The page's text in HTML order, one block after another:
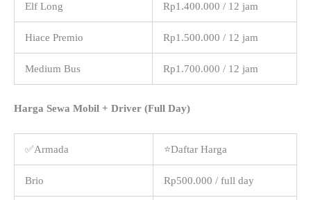
Elf Long Rp1.400.000 / 12 jam
Hiace Premio Rp1.500.000 / 12 jam
Medium Bus Rp1.700.000 / 12 jam
Harga Sewa Mobil + Driver (Full Day)
✅Armada ⭐Daftar Harga
Brio Rp500.000 / full day